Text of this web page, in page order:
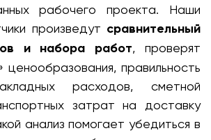
рабочего проекта. Наши
произведут сравнительный
и набора работ, проверят
ценообразования, правильность
расходов, сметной
затрат на доставку
анализ помогает убедиться в